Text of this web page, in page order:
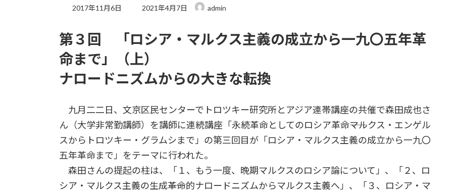
2017年11月6日
最
新
日
時
:
2021年4月7日 admin
第３回 「ロシア・マルクス主義の成立から一九〇五年革
命まで」（上）
ナロードニズムからの大きな転換
九月二二日、文京区民センターでトロツキー研究所とアジア連帯講座の共催で森田成也さ
ん（大学非常勤講師）を講師に連続講座「永続革命としてのロシア革命――マルクス・エンゲル
スからトロツキー・グラムシまで」の第三回目が「ロシア・マルクス主義の成立から一九〇
五年革命まで」をテーマに行われた。
森田さんの提起の柱は、「１、もう一度、晩期マルクスのロシア論について」、「２、ロ
シア・マルクス主義の生成――革命的ナロードニズムからマルクス主義へ」、「３、ロシア・マ